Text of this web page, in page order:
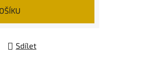
Sdílet